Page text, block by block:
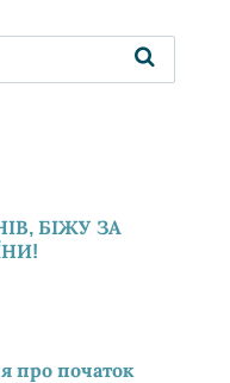
БІЖУ ЗА
про початок